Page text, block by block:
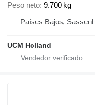
Peso neto 9.700 kg
Países Bajos,
UCM Holland